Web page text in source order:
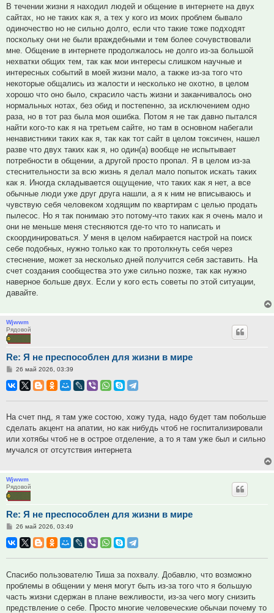
В течении жизни я находил людей и общение в интернете на двух
сайтах, но не таких как я, а тех у кого из моих проблем бывало
одиночество но не сильно долго, если что такие тоже подходят
поскольку они не были враждебными и тем более сочувствовали
мне. Общение в интернете продолжалось не долго из-за большой
нехватки общих тем, так как мои интересы слишком научные и
интересных событий в моей жизни мало, а также из-за того что
некоторые общались из жалости и несколько не охотно, в целом
хорошо что оно было, скрасило часть жизни и заканчивалось оно
нормальных нотах, без обид и постепенно, за исключением одно
раза, но в тот раз была моя ошибка. Потом я не так давно пытался
найти кого-то как я на третьем сайте, но там в основном набегали
ненавистники таких как я, так как тот сайт в целом токсичен, нашел
разве что двух таких как я, но один(а) вообще не испытывает
потребности в общении, а другой просто пропал. Я в целом из-за
стеснительности за всю жизнь я делал мало попыток искать таких
как я. Иногда складывается ощущение, что таких как я нет, а все
обычные люди уже друг друга нашли, а я к ним не вписываюсь и
чувствую себя человеком ходящим по квартирам с целью продать
пылесос. Но я так понимаю это потому-что таких как я очень мало и
они не меньше меня стесняются где-то что то написать и
скоординироваться. У меня в целом набирается настрой на поиск
себе подобных, нужно только как то протолкнуть себя через
стеснение, может за несколько дней получится себя заставить. На
счет создания сообщества это уже сильно позже, так как нужно
наверное больше двух. Если у кого есть советы по этой ситуации,
давайте.
Wjwwm
Рядовой
Re: Я не преспособлен для жизни в мире
Сообщение
26 май 2026, 03:39
На счет пнд, я там уже состою, хожу туда, надо будет там побольше
сделать акцент на апатии, но как нибудь чтоб не госпитализировали
или хотябы чтоб не в острое отделение, а то я там уже был и сильно
мучался от отсутствия интернета
Wjwwm
Рядовой
Re: Я не преспособлен для жизни в мире
Сообщение
26 май 2026, 03:49
Спасибо пользователю Тиша за похвалу. Добавлю, что возможно
проблемы в общении у меня могут быть из-за того что я большую
часть жизни сдержан в плане вежливости, из-за чего могу снизить
предствление о себе. Просто многие человеческие обычаи почему то